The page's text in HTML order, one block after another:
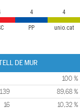
PP unio.cat
4 4
DE MUR
100 %
139 89,68 %
16 10,32 %